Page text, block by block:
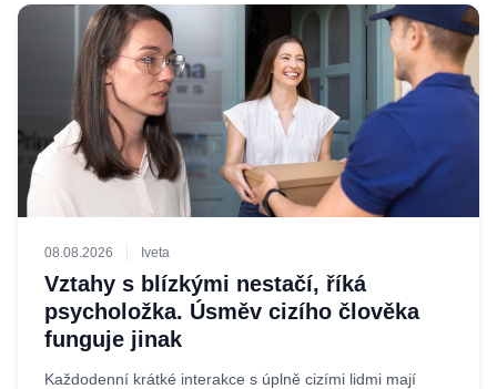
08.08.2026 Iveta
Vztahy s blízkými nestačí, říká
psycholožka. Úsměv cizího člověka
funguje jinak
Každodenní krátké interakce s úplně cizími lidmi mají